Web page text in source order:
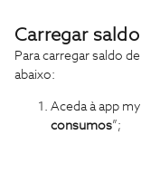
Carregar saldo
Para carregar saldo
abaixo:
Aceda à app
consumos”;